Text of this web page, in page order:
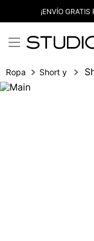
¡ENVÍO
Ropa Short y